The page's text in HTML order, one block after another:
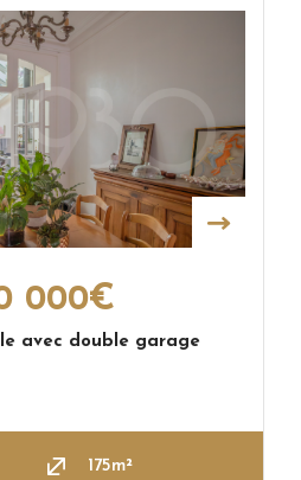
000€
avec double garage
175m²